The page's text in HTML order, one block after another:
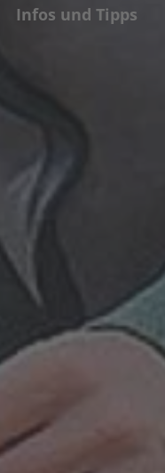
Infos und Tipps